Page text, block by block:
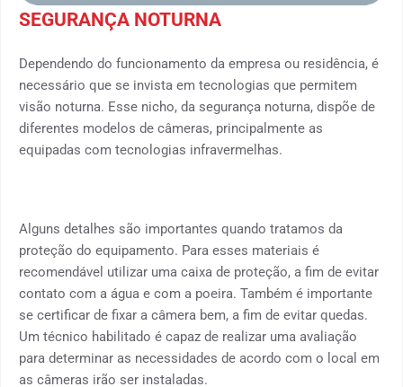
SEGURANÇA NOTURNA
Dependendo do funcionamento da empresa ou residência, é
necessário que se invista em tecnologias que permitem
visão noturna. Esse nicho, da segurança noturna, dispõe de
diferentes modelos de câmeras, principalmente as
equipadas com tecnologias infravermelhas.
Alguns detalhes são importantes quando tratamos da
proteção do equipamento. Para esses materiais é
recomendável utilizar uma caixa de proteção, a fim de evitar
contato com a água e com a poeira. Também é importante
se certificar de fixar a câmera bem, a fim de evitar quedas.
Um técnico habilitado é capaz de realizar uma avaliação
para determinar as necessidades de acordo com o local em
as câmeras irão ser instaladas.